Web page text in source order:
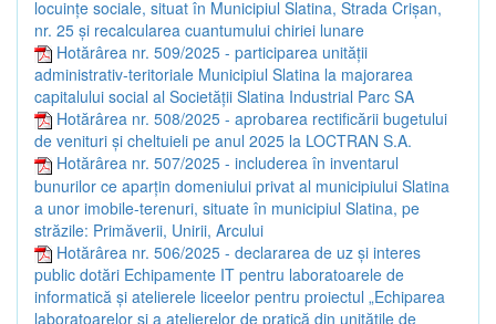
locuințe sociale, situat în Municipiul Slatina, Strada Crișan,
nr. 25 și recalcularea cuantumului chiriei lunare
Hotărârea nr. 509/2025 - participarea unității
administrativ-teritoriale Municipiul Slatina la majorarea
capitalului social al Societății Slatina Industrial Parc SA
Hotărârea nr. 508/2025 - aprobarea rectificării bugetului
de venituri și cheltuieli pe anul 2025 la LOCTRAN S.A.
Hotărârea nr. 507/2025 - includerea în inventarul
bunurilor ce aparțin domeniului privat al municipiului Slatina
a unor imobile-terenuri, situate în municipiul Slatina, pe
străzile: Primăverii, Unirii, Arcului
Hotărârea nr. 506/2025 - declararea de uz și interes
public dotări Echipamente IT pentru laboratoarele de
informatică și atelierele liceelor pentru proiectul „Echiparea
laboratoarelor și a atelierelor de pratică din unitățile de